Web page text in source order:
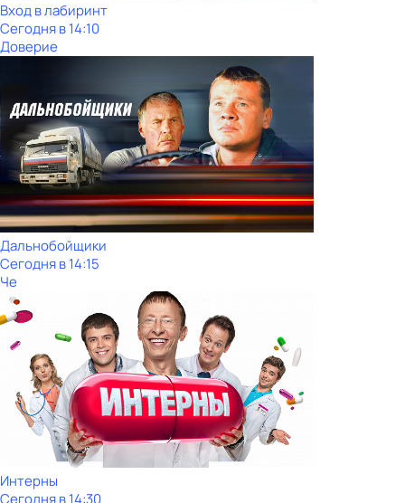
Вход в лабиринт
Сегодня в 14:10
Доверие
Дальнобойщики
Сегодня в 14:15
Че
Интерны
Сегодня в 14:30